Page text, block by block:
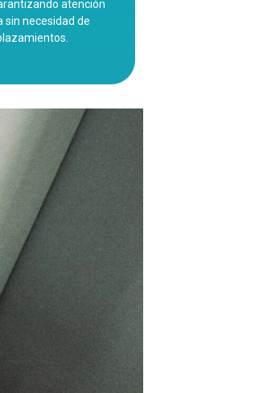
atención
sin necesidad de